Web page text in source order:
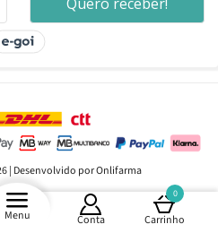
Menu Conta
0
Carrinho
| Desenvolvido por Onlifarma